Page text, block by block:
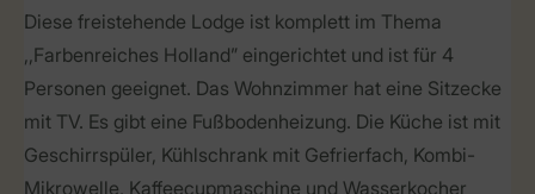
Diese freistehende Lodge ist komplett im Thema
,,Farbenreiches Holland” eingerichtet und ist für 4
Personen geeignet. Das Wohnzimmer hat eine Sitzecke
mit TV. Es gibt eine Fußbodenheizung. Die Küche ist mit
Geschirrspüler, Kühlschrank mit Gefrierfach, Kombi-
Mikrowelle, Kaffeecupmaschine und Wasserkocher